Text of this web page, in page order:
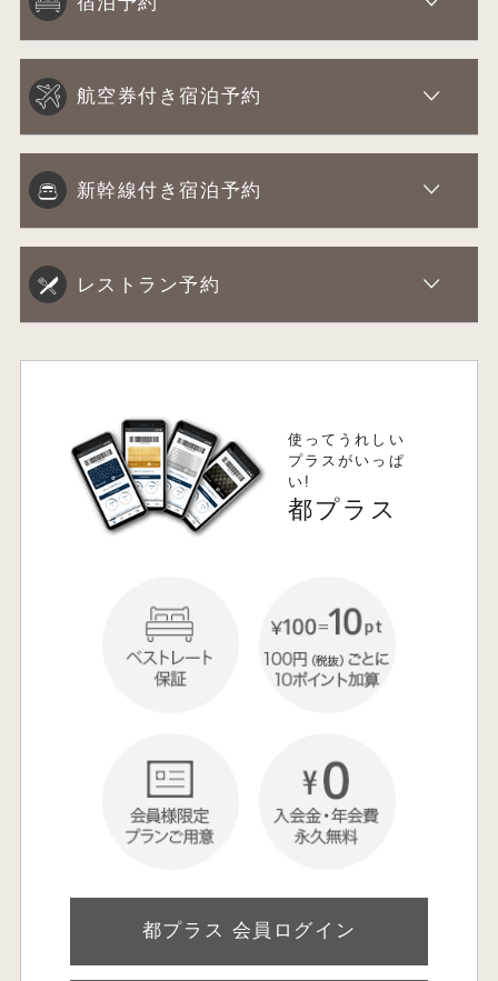
航空券付き宿泊予約
新幹線付き宿泊予約
レストラン予約
使ってうれしい
プラスがいっぱ
い!
都プラス
都プラス 会員ログイン